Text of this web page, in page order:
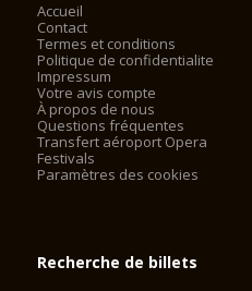
Accueil
Contact
Termes et conditions
Politique de confidentialite
Impressum
Votre avis compte
À propos de nous
Questions fréquentes
Transfert aéroport Opera
Festivals
Paramètres des cookies
Recherche de billets